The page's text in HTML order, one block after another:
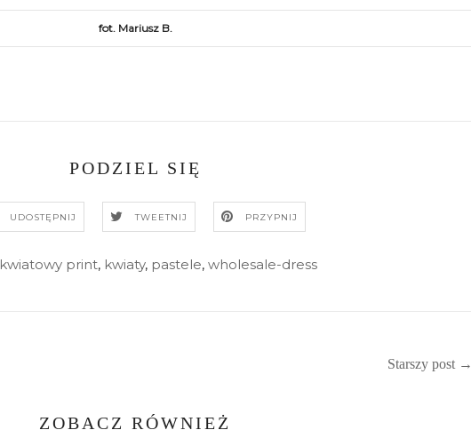
fot. Mariusz B.
PODZIEL SIĘ
UDOSTĘPNIJ TWEETNIJ PRZYPNIJ
kwiatowy print, kwiaty, pastele, wholesale-dress
Starszy post →
ZOBACZ RÓWNIEŻ